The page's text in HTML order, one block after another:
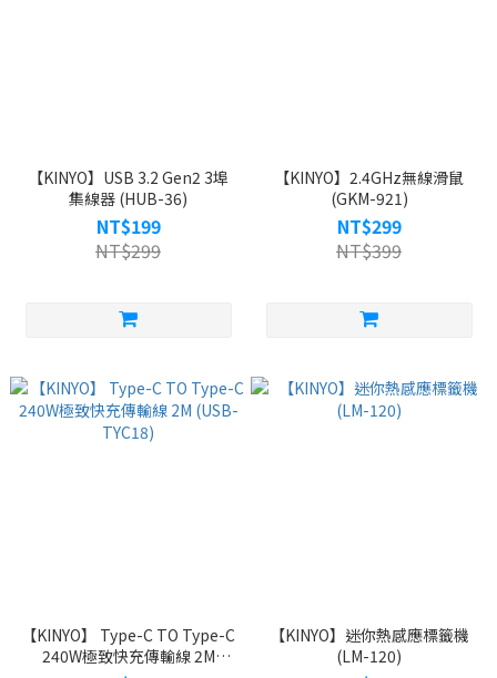
【KINYO】USB 3.2 Gen2 3埠
集線器 (HUB-36)
NT$199
NT$299
【KINYO】2.4GHz無線滑鼠
(GKM-921)
NT$299
NT$399
【KINYO】 Type-C TO Type-C
240W極致快充傳輸線 2M
【KINYO】迷你熱感應標籤機
(LM-120)